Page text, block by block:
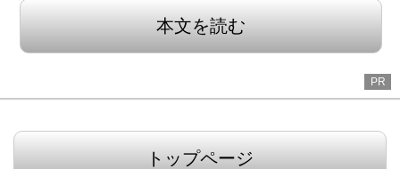
本文を読む
PR
トップページ